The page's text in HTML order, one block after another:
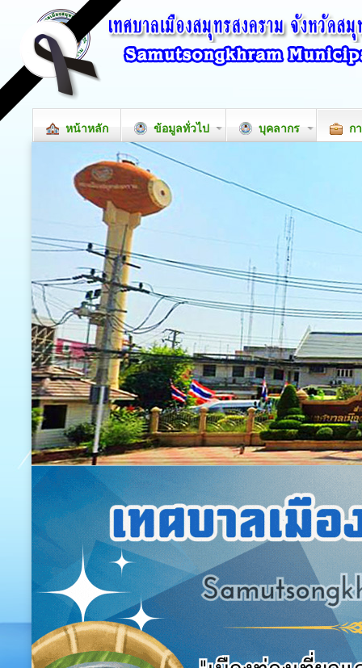
หน้าหลัก ข้อมูลทั่วไป บุคลากร ก